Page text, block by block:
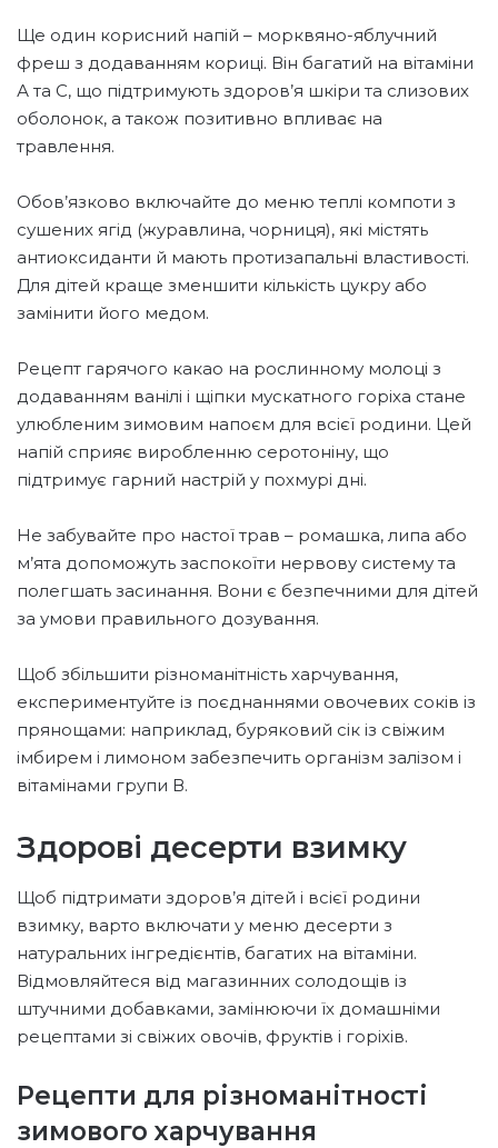
Ще один корисний напій – морквяно-яблучний
фреш з додаванням кориці. Він багатий на вітаміни
А та С, що підтримують здоров’я шкіри та слизових
оболонок, а також позитивно впливає на
травлення.
Обов’язково включайте до меню теплі компоти з
сушених ягід (журавлина, чорниця), які містять
антиоксиданти й мають протизапальні властивості.
Для дітей краще зменшити кількість цукру або
замінити його медом.
Рецепт гарячого какао на рослинному молоці з
додаванням ванілі і щіпки мускатного горіха стане
улюбленим зимовим напоєм для всієї родини. Цей
напій сприяє виробленню серотоніну, що
підтримує гарний настрій у похмурі дні.
Не забувайте про настої трав – ромашка, липа або
м’ята допоможуть заспокоїти нервову систему та
полегшать засинання. Вони є безпечними для дітей
за умови правильного дозування.
Щоб збільшити різноманітність харчування,
експериментуйте із поєднаннями овочевих соків із
прянощами: наприклад, буряковий сік із свіжим
імбирем і лимоном забезпечить організм залізом і
вітамінами групи В.
Здорові десерти взимку
Щоб підтримати здоров’я дітей і всієї родини
взимку, варто включати у меню десерти з
натуральних інгредієнтів, багатих на вітаміни.
Відмовляйтеся від магазинних солодощів із
штучними добавками, замінюючи їх домашніми
рецептами зі свіжих овочів, фруктів і горіхів.
Рецепти для різноманітності
зимового харчування